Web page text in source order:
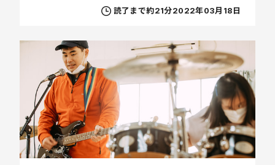
読了まで約21分2022年03月18日